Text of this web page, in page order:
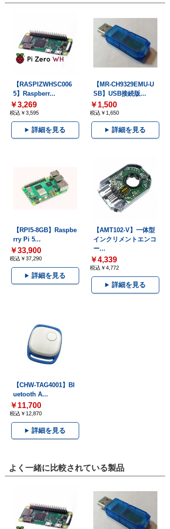
【RASPIZWHSC006
5】Raspberr...
￥3,269
税込￥3,595
詳細を見る
【MR-CH9329EMU-U
SB】USB接続版...
￥1,500
税込￥1,650
詳細を見る
【RPI5-8GB】Raspbe
rry Pi 5...
￥33,900
税込￥37,290
詳細を見る
【AMT102-V】一体型
インクリメントエンコ
ー...
￥4,339
税込￥4,772
詳細を見る
【CHW-TAG4001】Bl
uetooth A...
￥11,700
税込￥12,870
詳細を見る
よく一緒に比較されている製品